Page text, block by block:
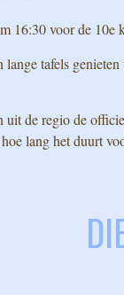
16:30 voor de 10e
tafels
de regio de
lang het duurt